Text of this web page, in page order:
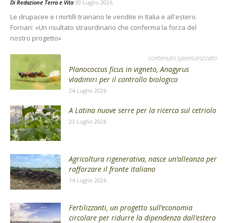
Di Redazione Terra e Vita 30 Luglio 2026
Le drupacee e i mirtilli trainano le vendite in Italia e all'estero.
Fornari: «Un risultato straordinario che conferma la forza del
nostro progetto»
contenuto sponsorizzato
Planococcus ficus in vigneto, Anagyrus
vladimiri per il controllo biologico
24 Luglio 2026
A Latina nuove serre per la ricerca sul cetriolo
23 Luglio 2026
Agricoltura rigenerativa, nasce un’alleanza per
rafforzare il fronte italiano
14 Luglio 2026
Fertilizzanti, un progetto sull’economia
circolare per ridurre la dipendenza dall’estero